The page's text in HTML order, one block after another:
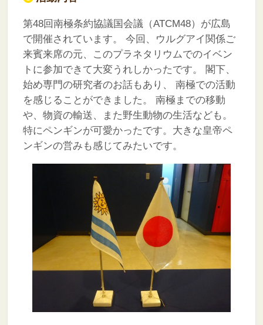
第48回南極条約協議国会議（ATCM48）が広島
で開催されています。
今回、ウルグアイ関係ご
来賓来席の元、このプラネタリウムでのイベン
トに参加できて大変うれしかったです。
閣下、
始め専門の研究者のお話もあり、
南極での活動
を感じることができました。
南極までの移動
や、物資の輸送、また野生動物の生活なども。
特にペンギンが可愛かったです。大きな皇帝ペ
ンギンの営みも感じてみたいです。